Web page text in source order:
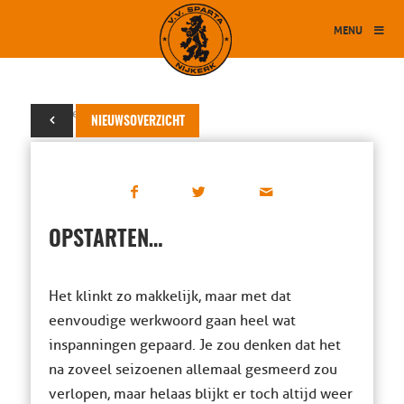
MENU
NIEUWSOVERZICHT
17 september 2019
OPSTARTEN…
Het klinkt zo makkelijk, maar met dat
eenvoudige werkwoord gaan heel wat
inspanningen gepaard. Je zou denken dat het
na zoveel seizoenen allemaal gesmeerd zou
verlopen, maar helaas blijkt er toch altijd weer